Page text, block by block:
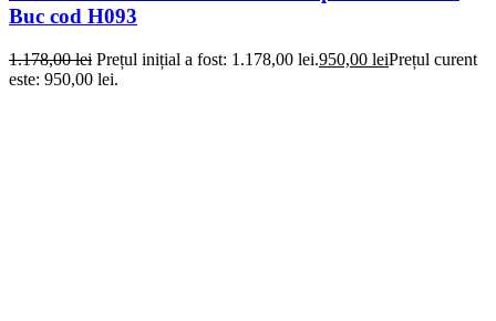
Buc cod H093
1.178,00lei Prețul inițial a fost: 1.178,00 lei.950,00 leiPrețul curent
este: 950,00 lei.